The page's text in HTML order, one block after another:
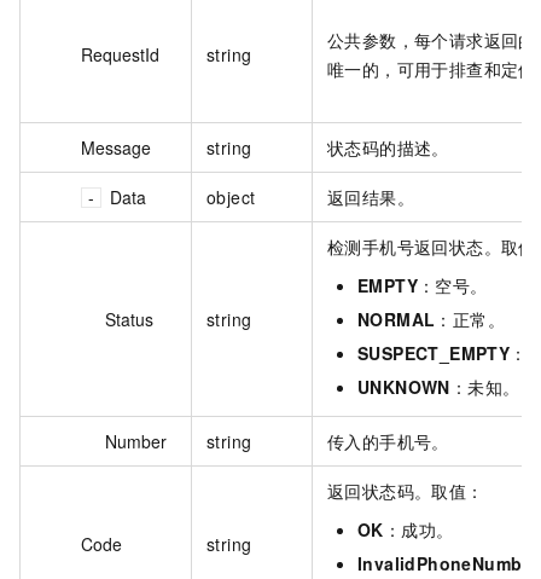
RequestId string
公共参数，每个请求返回
唯一的，可用于排查和定位
Message string 状态码的描述。
Data object 返回结果。
Status string
检测手机号返回状态。取值
EMPTY ：空号。
NORMAL ：正常。
SUSPECT_EMPTY ：
UNKNOWN ：未知。
Number string 传入的手机号。
Code string
返回状态码。取值：
OK ：成功。